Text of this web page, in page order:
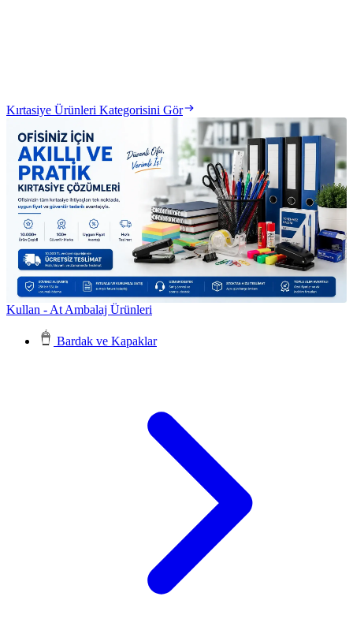
Kırtasiye Ürünleri Kategorisini Gör
Kullan - At Ambalaj Ürünleri
Bardak ve Kapaklar